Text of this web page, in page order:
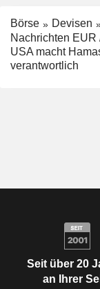
Börse Devisen
Nachrichten EUR
USA macht
verantwortlich
Seit über 20
an Ihrer